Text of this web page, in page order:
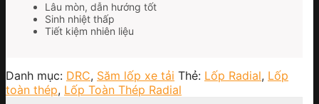
Lâu mòn, dẫn hướng tốt
Sinh nhiệt thấp
Tiết kiệm nhiên liệu
Danh mục: DRC, Săm lốp xe tải Thẻ: Lốp Radial, Lốp
toàn thép, Lốp Toàn Thép Radial